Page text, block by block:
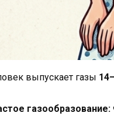
выпускает газы
газообразование: